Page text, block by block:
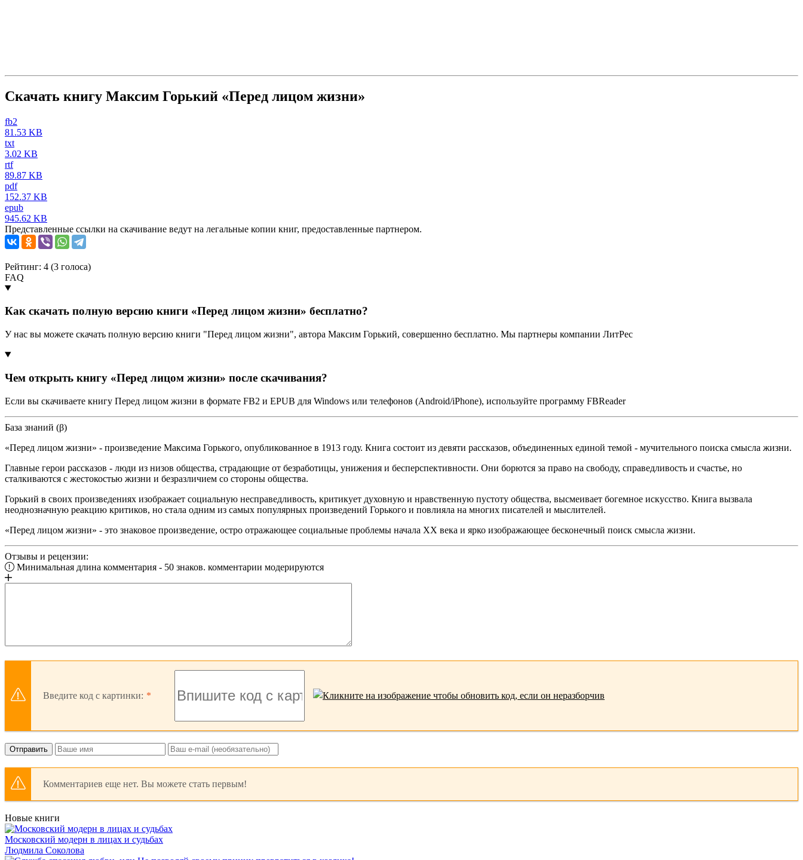
Скачать книгу Максим Горький «Перед лицом жизни»
fb2
81.53 KB
txt
3.02 KB
rtf
89.87 KB
pdf
152.37 KB
epub
945.62 KB
Представленные ссылки на скачивание ведут на легальные копии книг, предоставленные партнером.
Рейтинг: 4 (3 голоса)
FAQ
Как скачать полную версию книги «Перед лицом жизни» бесплатно?
У нас вы можете скачать полную версию книги "Перед лицом жизни", автора Максим Горький, совершенно бесплатно. Мы партнеры компании ЛитРес
Чем открыть книгу «Перед лицом жизни» после скачивания?
Если вы скачиваете книгу Перед лицом жизни в формате FB2 и EPUB для Windows или телефонов (Android/iPhone), используйте программу FBReader
База знаний (β)
«Перед лицом жизни» - произведение Максима Горького, опубликованное в 1913 году. Книга состоит из девяти рассказов, объединенных единой темой - мучительного поиска смысла жизни.
Главные герои рассказов - люди из низов общества, страдающие от безработицы, унижения и бесперспективности. Они борются за право на свободу, справедливость и счастье, но
сталкиваются с жестокостью жизни и безразличием со стороны общества.
Горький в своих произведениях изображает социальную несправедливость, критикует духовную и нравственную пустоту общества, высмеивает богемное искусство. Книга вызвала
неоднозначную реакцию критиков, но стала одним из самых популярных произведений Горького и повлияла на многих писателей и мыслителей.
«Перед лицом жизни» - это знаковое произведение, остро отражающее социальные проблемы начала XX века и ярко изображающее бесконечный поиск смысла жизни.
Отзывы и рецензии:
Минимальная длина комментария - 50 знаков. комментарии модерируются
Введите код с картинки:
Отправить
Комментариев еще нет. Вы можете стать первым!
Новые книги
Московский модерн в лицах и судьбах
Людмила Соколова